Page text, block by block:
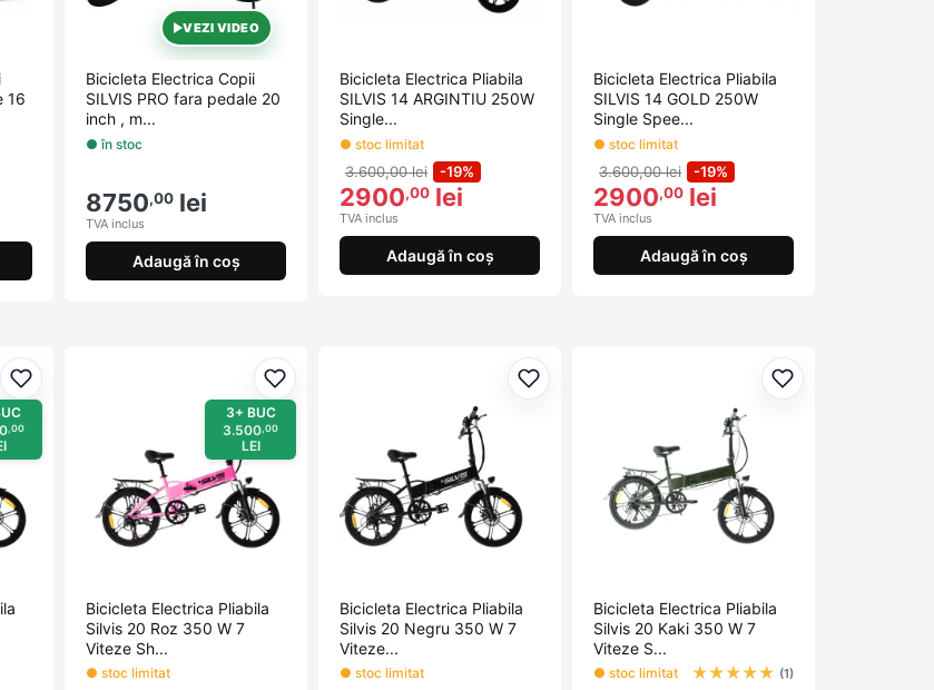
16
VEZI VIDEO
Bicicleta Electrica Copii
SILVIS PRO fara pedale 20
inch , m...
● în stoc
8750,00 lei
TVA inclus
Adaugă în coș
Bicicleta Electrica Pliabila
SILVIS 14 ARGINTIU 250W
Single...
● stoc limitat
3.600,00 lei -19%
2900,00 lei
TVA inclus
Adaugă în coș
Bicicleta Electrica Pliabila
SILVIS 14 GOLD 250W
Single Spee...
● stoc limitat
3.600,00 lei -19%
2900,00 lei
TVA inclus
Adaugă în coș
Adaugă la favorite
,00
Adaugă la favorite
3+ BUC
3.500,00
LEI
Bicicleta Electrica Pliabila
Silvis 20 Roz 350 W 7
Viteze Sh...
● stoc limitat
Adaugă la favorite
Bicicleta Electrica Pliabila
Silvis 20 Negru 350 W 7
Viteze...
● stoc limitat
Adaugă la
Bicicleta Electrica Pliabila
Silvis 20 Kaki 350 W 7
Viteze S...
● stoc limitat ★★★★★ (1)